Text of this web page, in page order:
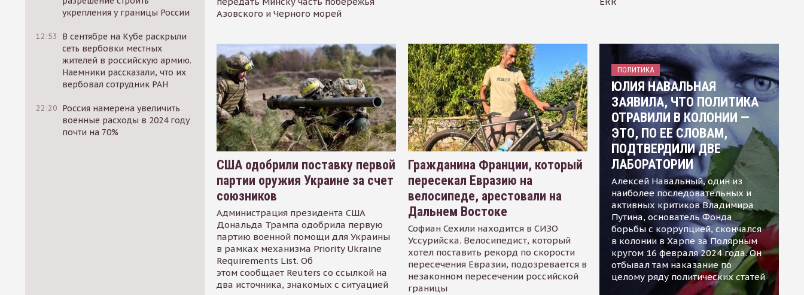
укрепления у границы России
12:53
В сентябре на Кубе раскрыли
сеть вербовки местных
жителей в российскую армию.
Наемники рассказали, что их
вербовал сотрудник РАН
22:20 Россия намерена увеличить
военные расходы в 2024 году
почти на 70%
Азовского и Черного морей
США одобрили поставку первой
партии оружия Украине за счет
союзников
Администрация президента США
Дональда Трампа одобрила первую
партию военной помощи для Украины
в рамках механизма Priority Ukraine
Requirements List. Об
этом сообщает Reuters со ссылкой на
два источника, знакомых с ситуацией
Гражданина Франции, который
пересекал Евразию на
велосипеде, арестовали на
Дальнем Востоке
Софиан Сехили находится в СИЗО
Уссурийска. Велосипедист, который
хотел поставить рекорд по скорости
пересечения Евразии, подозревается в
незаконном пересечении российской
границы
ПОЛИТИКА
ЮЛИЯ НАВАЛЬНАЯ
ЗАЯВИЛА, ЧТО ПОЛИТИКА
ОТРАВИЛИ В КОЛОНИИ —
ЭТО, ПО ЕЕ СЛОВАМ,
ПОДТВЕРДИЛИ ДВЕ
ЛАБОРАТОРИИ
Алексей Навальный, один из
наиболее последовательных и
активных критиков Владимира
Путина, основатель Фонда
борьбы с коррупцией, скончался
в колонии в Харпе за Полярным
кругом 16 февраля 2024 года. Он
отбывал там наказание по
целому ряду политических статей